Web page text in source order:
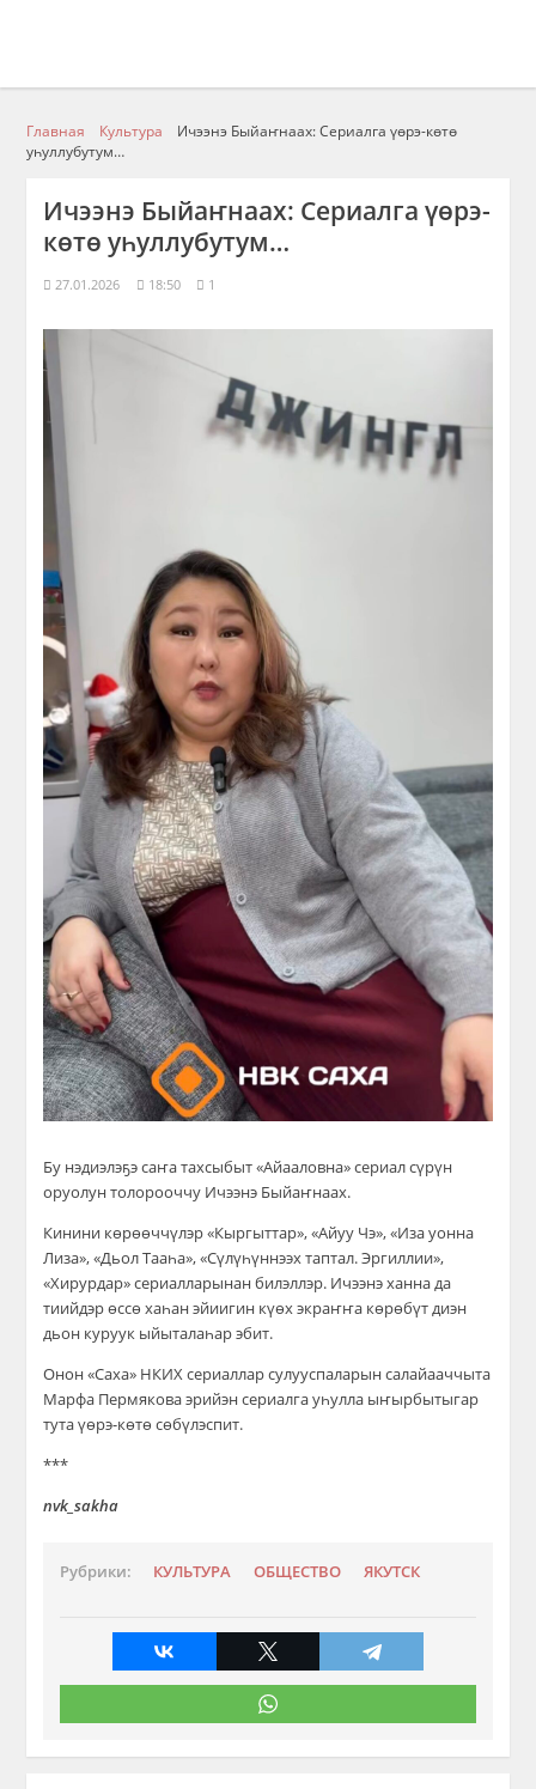
Главная Культура
Ичээнэ Быйаҥнаах: Сериалга үөрэ-көтө
уһуллубутум…
Ичээнэ Быйаҥнаах: Сериалга үөрэ-
көтө уһуллубутум…
27.01.2026 18:50 1
Бу нэдиэлэҕэ саҥа тахсыбыт «Айааловна» сериал сүрүн
оруолун толорооччу Ичээнэ Быйаҥнаах.
Кинини көрөөччүлэр «Кыргыттар», «Айуу Чэ», «Иза уонна
Лиза», «Дьол Тааһа», «Сүлүһүннээх таптал. Эргиллии»,
«Хирурдар» сериалларынан билэллэр. Ичээнэ ханна да
тиийдэр өссө хаһан эйиигин күөх экраҥҥа көрөбүт диэн
дьон куруук ыйыталаһар эбит.
Онон «Саха» НКИХ сериаллар сулууспаларын салайааччыта
Марфа Пермякова эрийэн сериалга уһулла ыҥырбытыгар
тута үөрэ-көтө сөбүлэспит.
***
nvk_sakha
Рубрики: КУЛЬТУРА ОБЩЕСТВО ЯКУТСК